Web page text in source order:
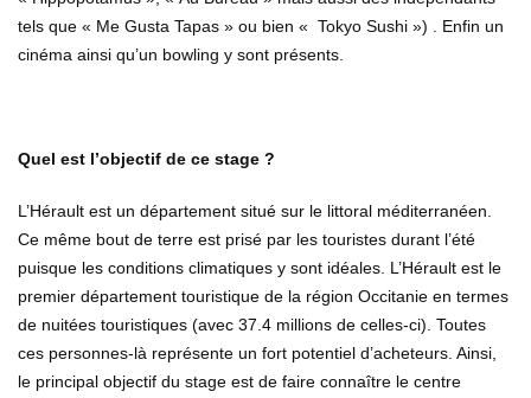
tels que « Me Gusta Tapas » ou bien « Tokyo Sushi ») . Enfin un
cinéma ainsi qu’un bowling y sont présents.
Quel est l’objectif de ce stage ?
L’Hérault est un département situé sur le littoral méditerranéen.
Ce même bout de terre est prisé par les touristes durant l’été
puisque les conditions climatiques y sont idéales. L’Hérault est le
premier département touristique de la région Occitanie en termes
de nuitées touristiques (avec 37.4 millions de celles-ci). Toutes
ces personnes-là représente un fort potentiel d’acheteurs. Ainsi,
le principal objectif du stage est de faire connaître le centre